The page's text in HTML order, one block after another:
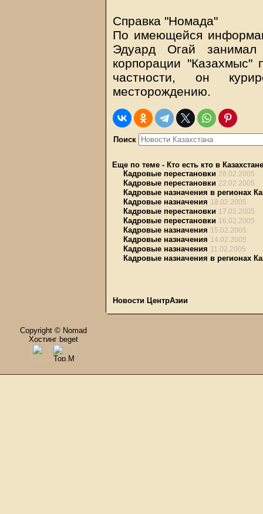
Справка "Номада"
По имеющейся
Эдуард Огай занимал
корпорации "Казахмыс"
частности, он
месторождению.
Поиск
Еще по теме - Кто есть кто в Казахстане
Кадровые перестановки 28.02.2005
Кадровые перестановки 22.02.2005
Кадровые назначения в регионах
Кадровые назначения 18.02.2005
Кадровые перестановки 17.02.2005
Кадровые перестановки 16.02.2005
Кадровые назначения 15.02.2005
Кадровые назначения 14.02.2005
Кадровые назначения 11.02.2005
Кадровые назначения в регионах
Новости ЦентрАзии
Copyright © Nomad
Хостинг beget